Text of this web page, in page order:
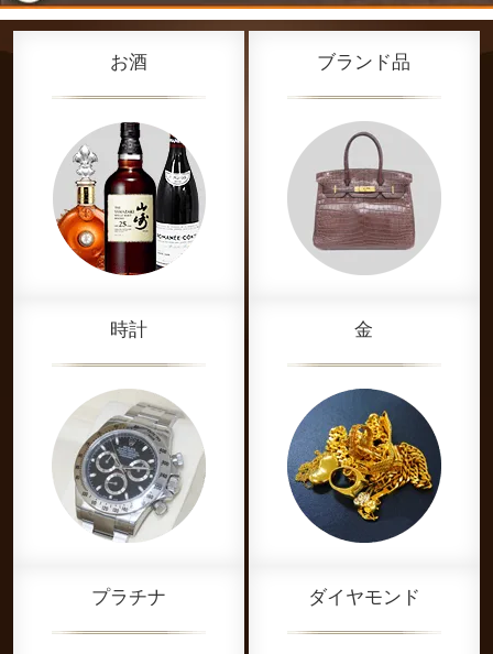
お酒 ブランド品
時計 金
プラチナ ダイヤモンド